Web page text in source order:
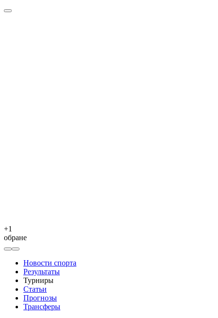
+1
обране
Новости спорта
Результаты
Турниры
Статьи
Прогнозы
Трансферы